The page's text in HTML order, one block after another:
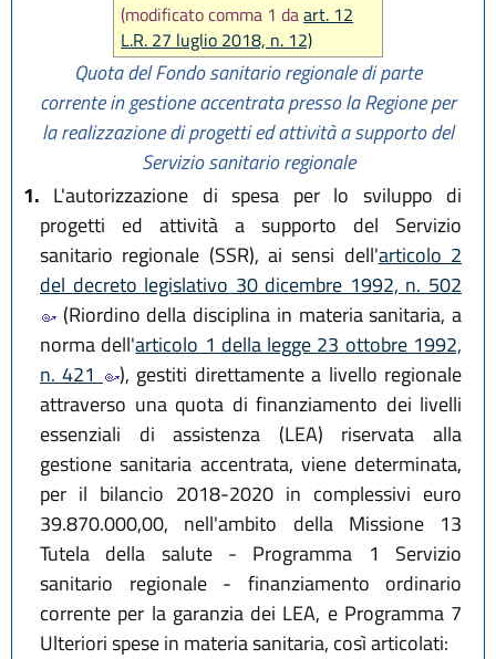
(modificato comma 1 daart. 12
L.R. 27 luglio 2018, n. 12)
Quota del Fondo sanitario regionale di parte
corrente in gestione accentrata presso la Regione per
la realizzazione di progetti ed attività a supporto del
Servizio sanitario regionale
1. L'autorizzazione di spesa per lo sviluppo di
progetti ed attività a supporto del Servizio
sanitario regionale (SSR), ai sensi dell'articolo 2
del decreto legislativo 30 dicembre 1992, n. 502
(Riordino della disciplina in materia sanitaria, a
norma dell'articolo 1 della legge 23 ottobre 1992,
n. 421
), gestiti direttamente a livello regionale
attraverso una quota di finanziamento dei livelli
essenziali di assistenza (LEA) riservata alla
gestione sanitaria accentrata, viene determinata,
per il bilancio 2018-2020 in complessivi euro
39.870.000,00, nell'ambito della Missione 13
Tutela della salute - Programma 1 Servizio
sanitario regionale - finanziamento ordinario
corrente per la garanzia dei LEA, e Programma 7
Ulteriori spese in materia sanitaria, così articolati: